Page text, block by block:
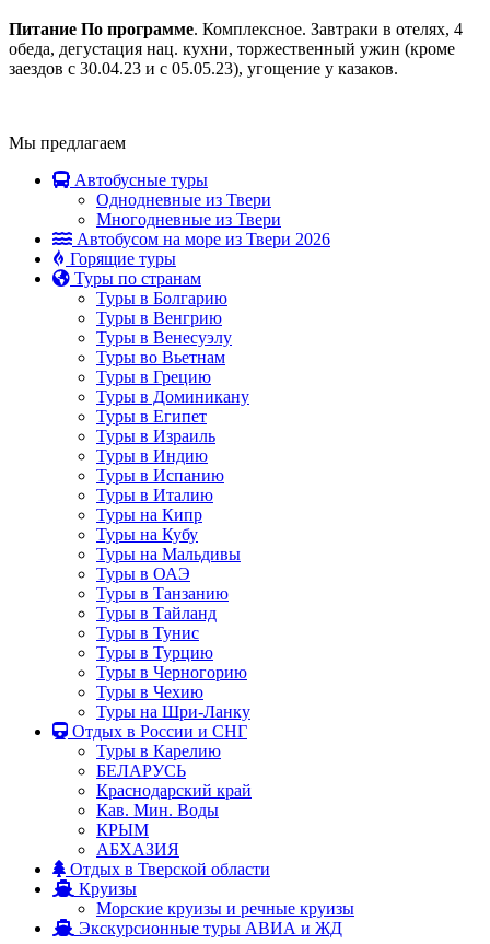
Питание По программе. Комплексное. Завтраки в отелях, 4
обеда, дегустация нац. кухни, торжественный ужин (кроме
заездов с 30.04.23 и с 05.05.23), угощение у казаков.
Мы предлагаем
Автобусные туры
Однодневные из Твери
Многодневные из Твери
Автобусом на море из Твери 2026
Горящие туры
Туры по странам
Туры в Болгарию
Туры в Венгрию
Туры в Венесуэлу
Туры во Вьетнам
Туры в Грецию
Туры в Доминикану
Туры в Египет
Туры в Израиль
Туры в Индию
Туры в Испанию
Туры в Италию
Туры на Кипр
Туры на Кубу
Туры на Мальдивы
Туры в ОАЭ
Туры в Танзанию
Туры в Тайланд
Туры в Тунис
Туры в Турцию
Туры в Черногорию
Туры в Чехию
Туры на Шри-Ланку
Отдых в России и СНГ
Туры в Карелию
БЕЛАРУСЬ
Краснодарский край
Кав. Мин. Воды
КРЫМ
АБХАЗИЯ
Отдых в Тверской области
Круизы
Морские круизы и речные круизы
Экскурсионные туры АВИА и ЖД